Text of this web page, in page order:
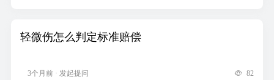
轻微伤怎么判定标准赔偿
3个月前 · 发起提问 82